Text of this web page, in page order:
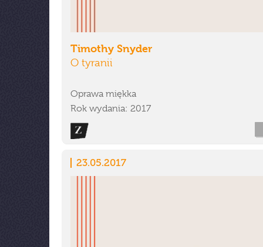
Timothy Snyder
O tyranii
Oprawa miękka
Rok wydania: 2017
23.05.2017